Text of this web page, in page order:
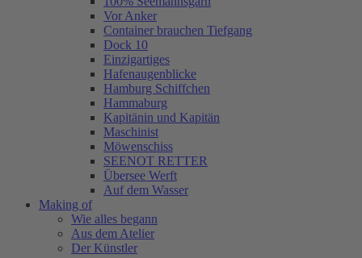
Vor Anker
Container brauchen Tiefgang
Dock 10
Einzigartiges
Hafenaugen­blicke
Hamburg Schiffchen
Hammaburg
Kapitänin und Kapitän
Maschinist
Möwenschiss
SEENOT RETTER
Übersee Werft
Auf dem Wasser
Making of
Wie alles begann
Aus dem Atelier
Der Künstler